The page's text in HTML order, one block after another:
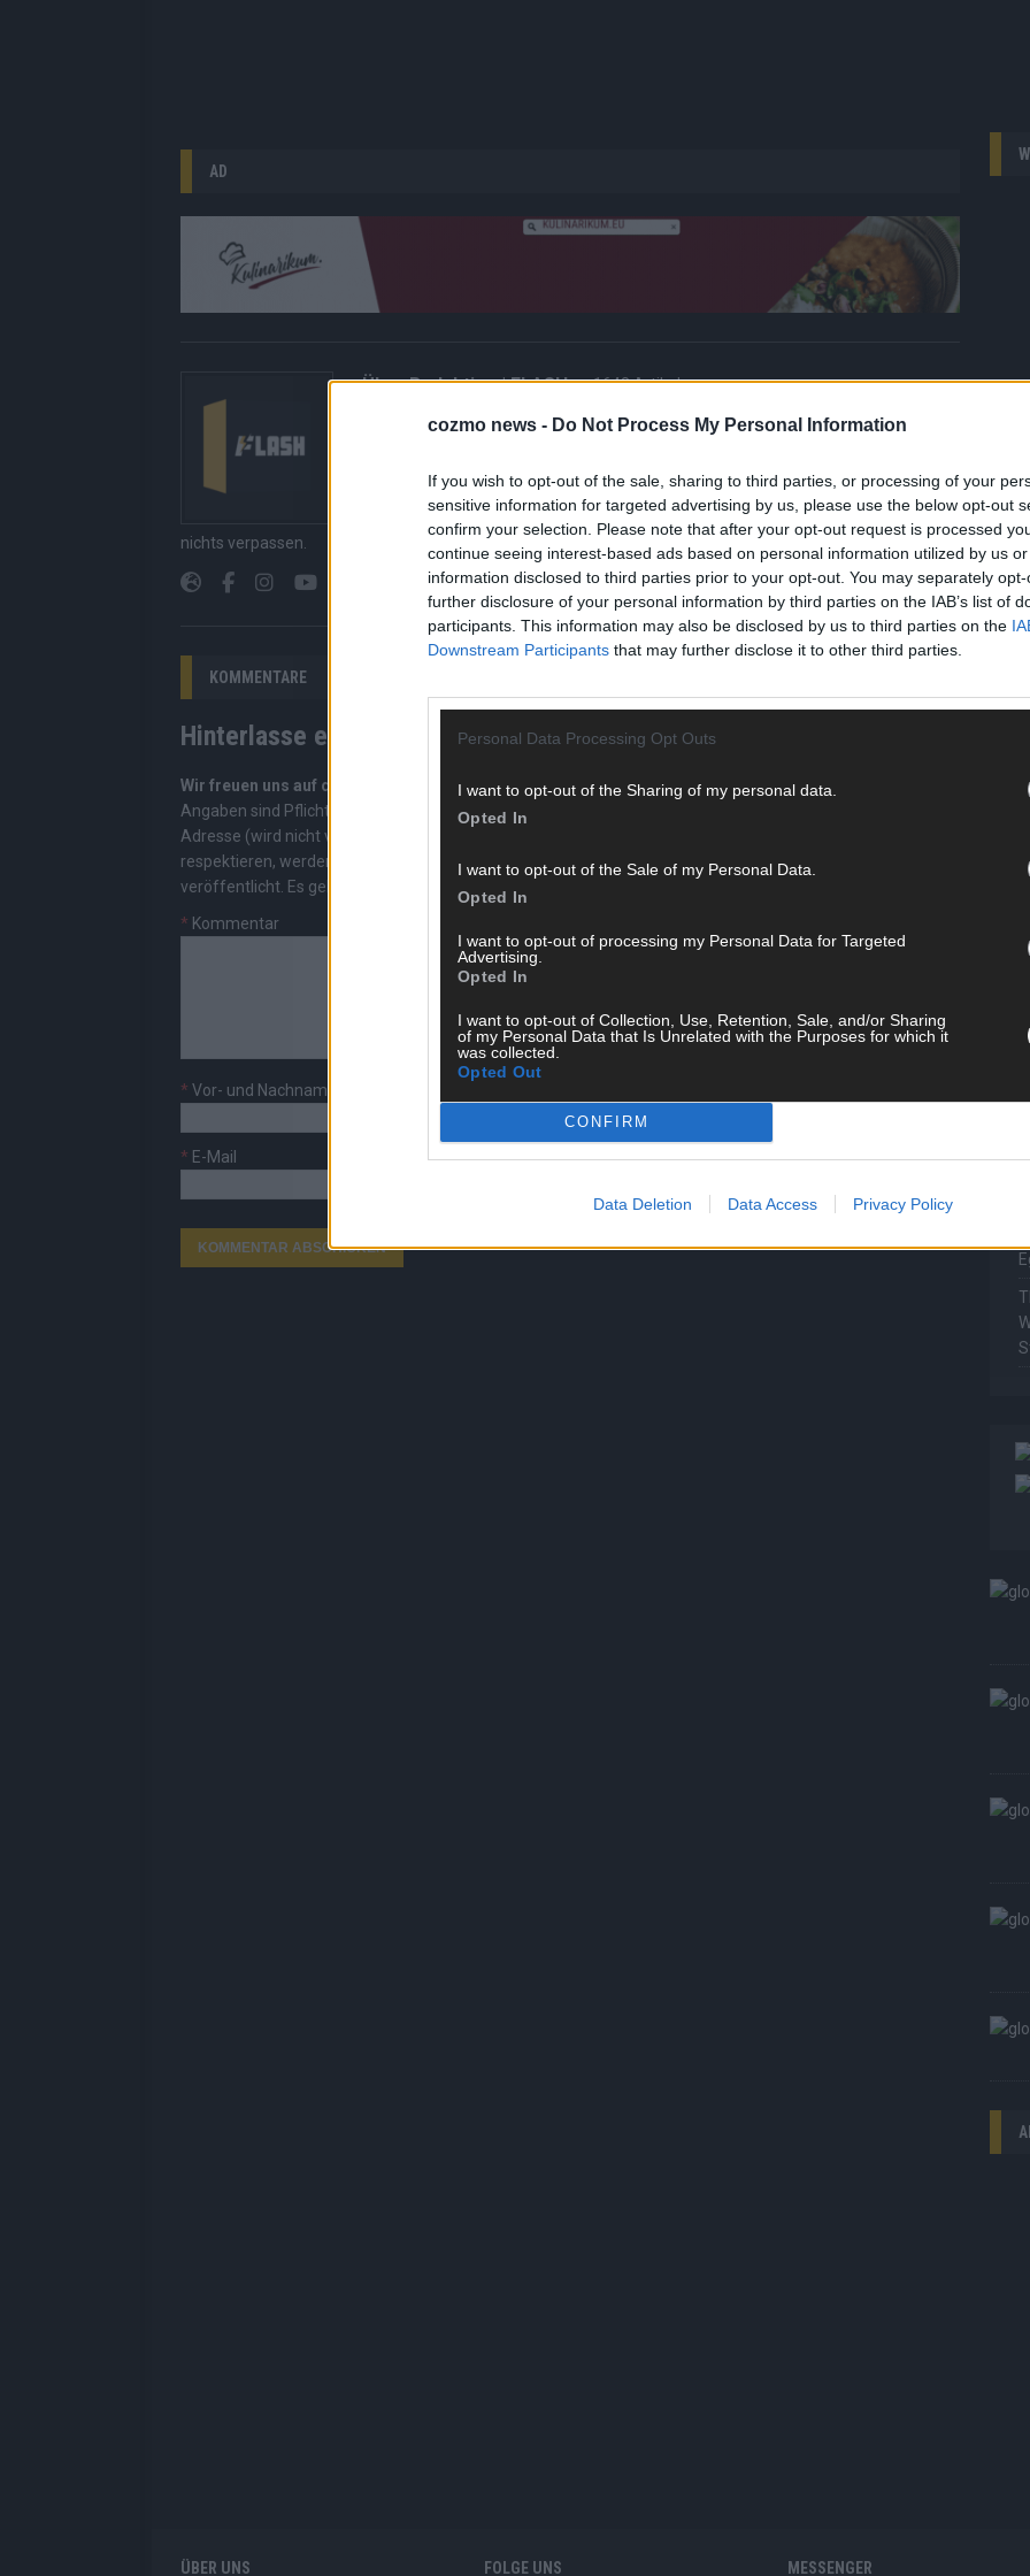
cozmo news - Do Not Process My Personal Information
If you wish to opt-out of the sale, sharing to third parties, or processing of your
sensitive information for targeted advertising by us, please use the below opt-out
confirm your selection. Please note that after your opt-out request is processed
continue seeing interest-based ads based on personal information utilized by us
information disclosed to third parties prior to your opt-out. You may separately
further disclosure of your personal information by third parties on the IAB’s list of
participants. This information may also be disclosed by us to third parties on the
Downstream Participants that may further disclose it to other third parties.
Personal Data Processing Opt Outs
I want to opt-out of the Sharing of my personal data.
Opted In
I want to opt-out of the Sale of my Personal Data.
Opted In
I want to opt-out of processing my Personal Data for Targeted
Advertising.
Opted In
I want to opt-out of Collection, Use, Retention, Sale, and/or Sharing
of my Personal Data that Is Unrelated with the Purposes for which it
was collected.
Opted Out
CONFIRM
Data Deletion Data Access Privacy Policy
AD
Über Redaktion | FLASH 1648 Artikel
Hier gibt’s die freshesten Streams, die spannendsten Videos und alles, was du
Redaktion kuratiert die Clips, Streams und Highlights extra für dich. Kein langes
Suchen, kein Scrollen durch endlose Seiten – einfach einschalten, mitfiebern und
nichts verpassen.
KOMMENTARE
Hinterlasse einen Kommentar
Wir freuen uns auf deinen Beitrag!
Diskutiere mit und teile deine Perspektive. Mit * gekennzeichnete
Angaben sind Pflichtfelder. Bitte nutze deinen Klarnamen (Vor- und Nachname) und eine gültige E-Mail-
Adresse (wird nicht veröffentlicht). Wir prüfen jeden Kommentar kurz. Beiträge, die unsere
respektieren, werden freigeschaltet; Hassrede, Beleidigungen, Hetze, Spam oder Werbung werden nicht
veröffentlicht. Es gelten unsere
* Kommentar
* Vor- und Nachname
* E-Mail
ÜBER UNS FOLGE UNS MESSENGER